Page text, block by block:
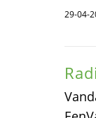
29-04-